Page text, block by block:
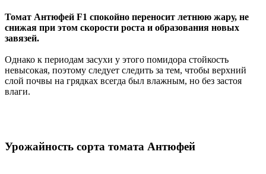
Томат Антюфей F1 спокойно переносит летнюю жару, не
снижая при этом скорости роста и образования новых
завязей.
Однако к периодам засухи у этого помидора стойкость
невысокая, поэтому следует следить за тем, чтобы верхний
слой почвы на грядках всегда был влажным, но без застоя
влаги.
Урожайность сорта томата Антюфей